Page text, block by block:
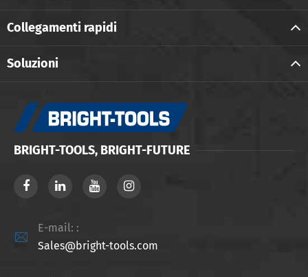
Collegamenti rapidi
Soluzioni
BRIGHT-TOOLS, BRIGHT-FUTURE

E-mail: :
Sales@bright-tools.com